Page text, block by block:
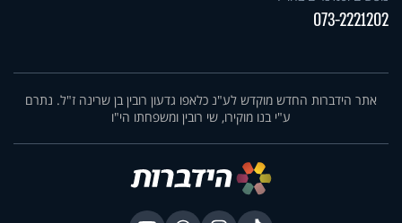
073-2221202
אתר הידברות החדש מוקדש לע"נ כלאפו גדעון רובין בן שרינה ז"ל. נתרם
ע"י בנו מוקירו, שי רובין ומשפחתו הי"ו